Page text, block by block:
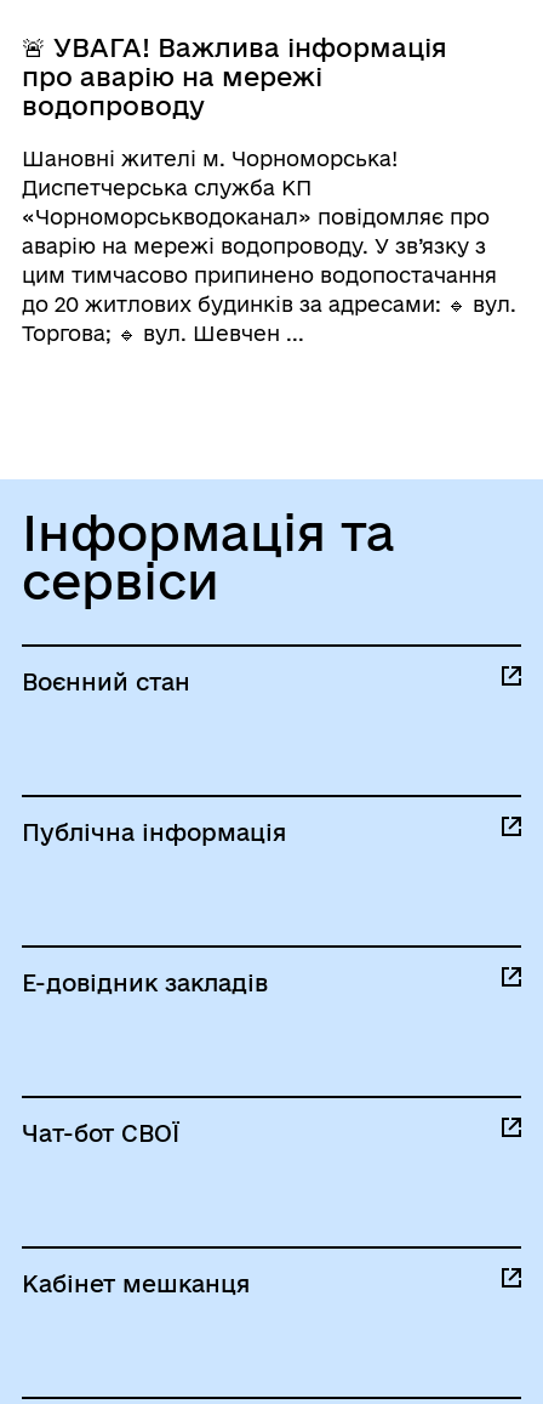
🚨 УВАГА! Важлива інформація
про аварію на мережі
водопроводу
Шановні жителі м. Чорноморська!
Диспетчерська служба КП
«Чорноморськводоканал» повідомляє про
аварію на мережі водопроводу. У зв’язку з
цим тимчасово припинено водопостачання
до 20 житлових будинків за адресами: 🔹 вул.
Торгова; 🔹 вул. Шевчен ...
Інформація та
сервіси
Воєнний стан
Публічна інформація
Е-довідник закладів
Чат-бот СВОЇ
Кабінет мешканця